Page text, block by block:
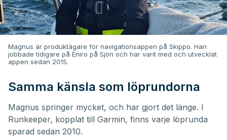
Magnus är produktägare för navigationsappen på Skippo. Han
jobbade tidigare på Eniro på Sjön och har varit med och utvecklat
appen sedan 2015.
Samma känsla som löprundorna
Magnus springer mycket, och har gjort det länge. I
Runkeeper, kopplat till Garmin, finns varje löprunda
sparad sedan 2010.